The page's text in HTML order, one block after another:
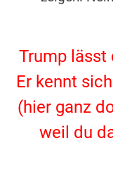
Trump lässt
Er kennt
(hier ganz
weil du